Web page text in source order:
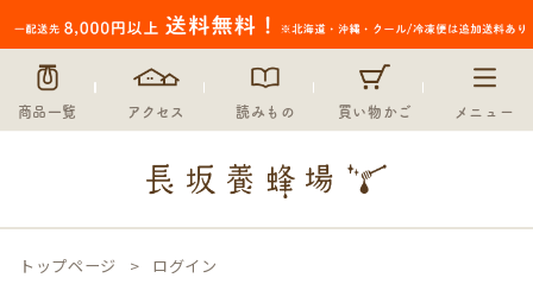
商品一覧 アクセス 読みもの 買い物かご メニュー
トップページ ログイン